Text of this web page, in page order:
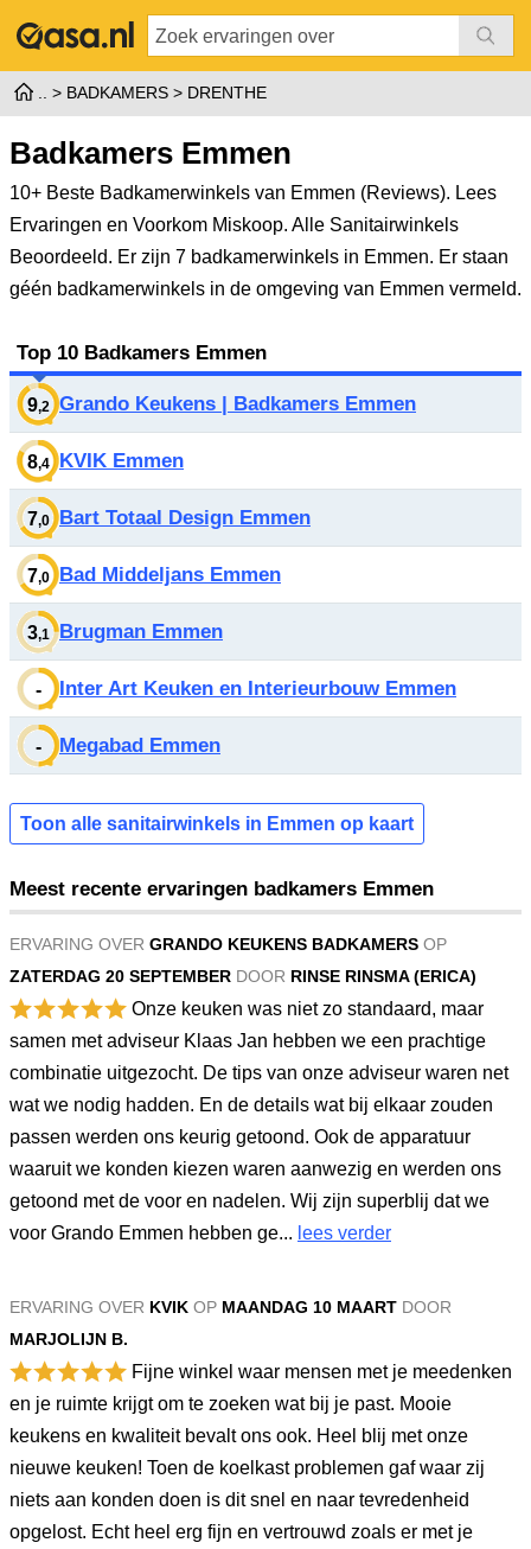
BADKAMERS DRENTHE
Badkamers Emmen
10+ Beste Badkamerwinkels van Emmen (Reviews). Lees
Ervaringen en Voorkom Miskoop. Alle Sanitairwinkels
Beoordeeld. Er zijn 7 badkamerwinkels in Emmen. Er staan
géén badkamerwinkels in de omgeving van Emmen vermeld.
Top 10 Badkamers Emmen
9,2 Grando Keukens | Badkamers Emmen
8,4 KVIK Emmen
7,0 Bart Totaal Design Emmen
7,0 Bad Middeljans Emmen
3,1 Brugman Emmen
- Inter Art Keuken en Interieurbouw Emmen
- Megabad Emmen
Toon alle sanitairwinkels in Emmen op kaart
Meest recente ervaringen badkamers Emmen
ERVARING OVER GRANDO KEUKENS BADKAMERS OP
ZATERDAG 20 SEPTEMBER DOOR RINSE RINSMA (ERICA)
Onze keuken was niet zo standaard, maar
samen met adviseur Klaas Jan hebben we een prachtige
combinatie uitgezocht. De tips van onze adviseur waren net
wat we nodig hadden. En de details wat bij elkaar zouden
passen werden ons keurig getoond. Ook de apparatuur
waaruit we konden kiezen waren aanwezig en werden ons
getoond met de voor en nadelen. Wij zijn superblij dat we
voor Grando Emmen hebben ge... lees verder
ERVARING OVER KVIK OP MAANDAG 10 MAART DOOR
MARJOLIJN B.
Fijne winkel waar mensen met je meedenken
en je ruimte krijgt om te zoeken wat bij je past. Mooie
keukens en kwaliteit bevalt ons ook. Heel blij met onze
nieuwe keuken! Toen de koelkast problemen gaf waar zij
niets aan konden doen is dit snel en naar tevredenheid
opgelost. Echt heel erg fijn en vertrouwd zoals er met je